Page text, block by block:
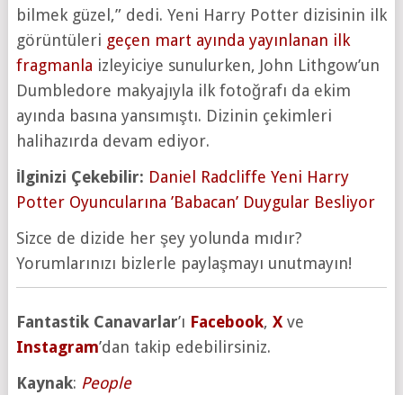
bilmek güzel,” dedi. Yeni Harry Potter dizisinin ilk
görüntüleri geçen mart ayında yayınlanan ilk
fragmanla izleyiciye sunulurken, John Lithgow’un
Dumbledore makyajıyla ilk fotoğrafı da ekim
ayında basına yansımıştı. Dizinin çekimleri
halihazırda devam ediyor.
İlginizi Çekebilir: Daniel Radcliffe Yeni Harry
Potter Oyuncularına ’Babacan’ Duygular Besliyor
Sizce de dizide her şey yolunda mıdır?
Yorumlarınızı bizlerle paylaşmayı unutmayın!
Fantastik Canavarlar’ı Facebook, Xve
Instagram’dan takip edebilirsiniz.
Kaynak: People